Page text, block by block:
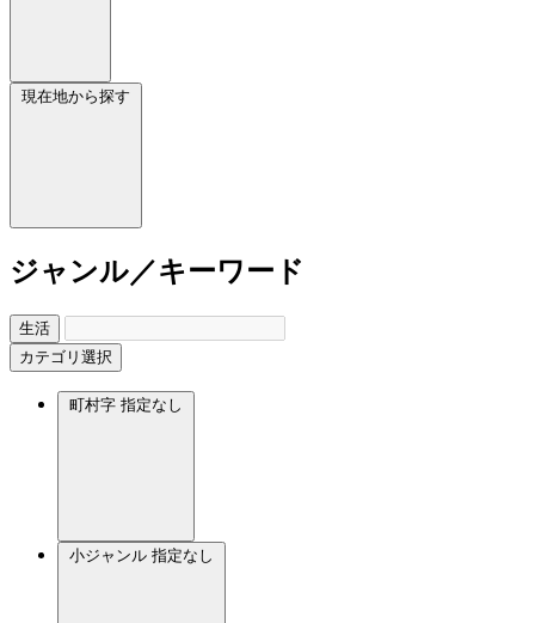
現在地から探す
ジャンル／キーワード
生活
カテゴリ選択
町村字 指定なし
小ジャンル 指定なし